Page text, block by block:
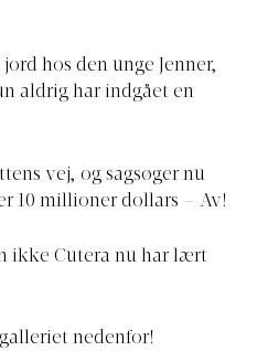
hos den unge Jenner,
aldrig har indgået en
vej, og sagsøger nu
10 millioner dollars – Av!
ikke Cutera nu har lært
nedenfor!